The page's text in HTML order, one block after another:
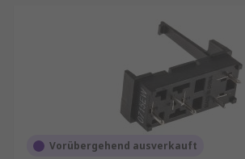
Vorübergehend ausverkauft